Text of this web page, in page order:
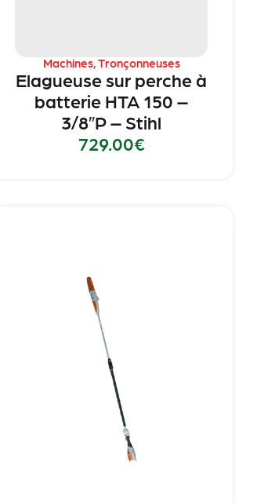
Machines, Tronçonneuses
Elagueuse sur perche à
batterie HTA 150 –
3/8″P – Stihl
729.00€